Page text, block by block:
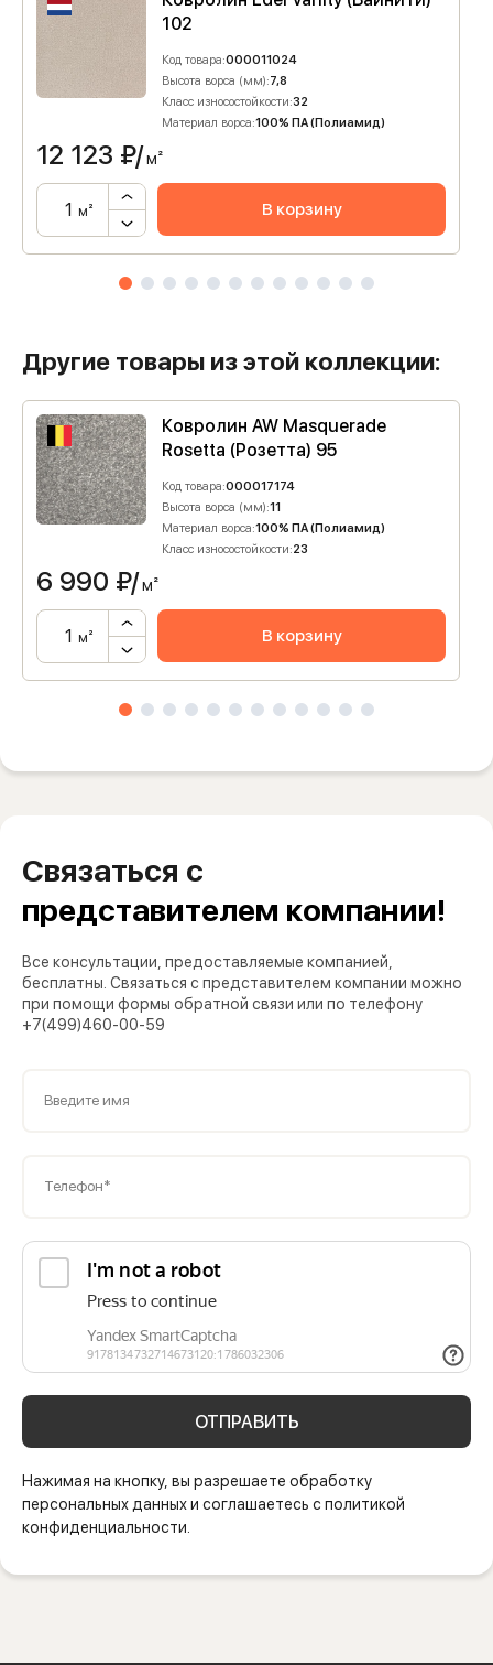
102
Код товара:000011024
Высота ворса (мм):7,8
Класс износостойкости:32
Материал ворса:100% ПА (Полиамид)
12 123 ₽/м²
м² В корзину
Другие товары из этой коллекции:
Ковролин AW Masquerade
Rosetta (Розетта) 95
Код товара:000017174
Высота ворса (мм):11
Материал ворса:100% ПА (Полиамид)
Класс износостойкости:23
6 990 ₽/м²
м² В корзину
Связаться с
представителем компании!
Все консультации, предоставляемые компанией,
бесплатны. Связаться с представителем компании можно
при помощи формы обратной связи или по телефону
+7(499)460-00-59
Введите имя
Телефон*
ОТПРАВИТЬ
Нажимая на кнопку, вы разрешаете обработку
персональных данных и соглашаетесь с политикой
конфиденциальности.